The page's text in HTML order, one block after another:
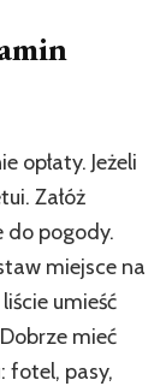
opłaty. Jeżeli
Załóż
do pogody.
miejsce na
umieść
mieć
fotel, pasy,